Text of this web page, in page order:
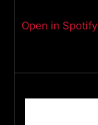
Open in Spotify